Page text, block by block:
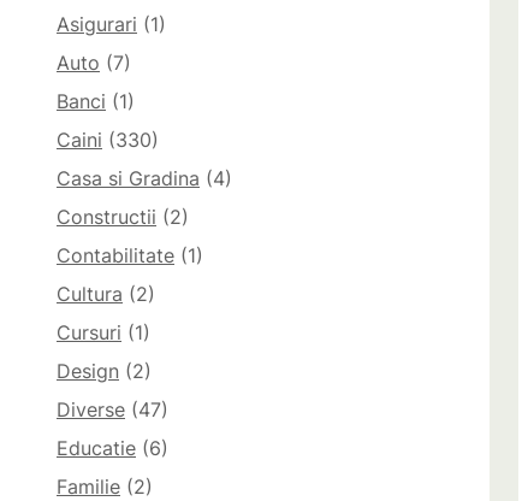
Asigurari (1)
Auto (7)
Banci (1)
Caini (330)
Casa si Gradina (4)
Constructii (2)
Contabilitate (1)
Cultura (2)
Cursuri (1)
Design (2)
Diverse (47)
Educatie (6)
Familie (2)